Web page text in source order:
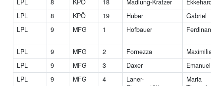
LPL
8 KPÖ 18 Madlung-Kratzer
Ekkehard
LPL
8 KPÖ 19 Huber
Gabriel
LPL
9 MFG 1 Hofbauer Ferdinand
LPL 9 MFG 2 Fornezza
Maximiliana
LPL
9 MFG 3 Daxer
Emanuel
LPL
9 MFG 4
Laner-
Maria